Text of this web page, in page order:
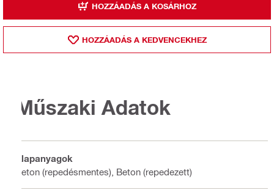
HOZZÁADÁS A KOSÁRHOZ
HOZZÁADÁS A KEDVENCEKHEZ
Műszaki Adatok
Alapanyagok
Beton (repedésmentes), Beton (repedezett)